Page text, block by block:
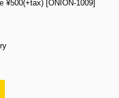
¥500(+tax) [ONION-1009]